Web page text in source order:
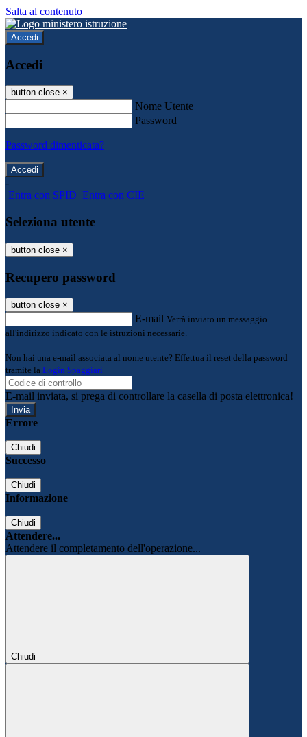
Salta al contenuto
Accedi
Accedi
button close ×
Nome Utente
Password
Password dimenticata?
-
Entra con SPID Entra con CIE
Seleziona utente
button close ×
Recupero password
button close ×
E-mail Verrà inviato un messaggio
all'indirizzo indicato con le istruzioni necessarie.
Non hai una e-mail associata al nome utente? Effettua il reset della password
tramite la Login Spaggiari
E-mail inviata, si prega di controllare la casella di posta elettronica!
Errore
Chiudi
Successo
Chiudi
Informazione
Chiudi
Attendere...
Attendere il completamento dell'operazione...
Chiudi